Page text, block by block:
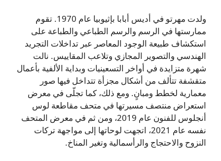
ولدت مهرتو في أديس أبابا بإثيوبيا عام 1970. تقوم
ممارستها في الرسم والرسم الطباعي والطباعة على
استكشاف طبيعة الوجود المعاصر عبر تداخلات التجريد
الهندسي والتصوير المجازي وتلاعب المقاييس. نالت
شهرة متزايدة في أواخر التسعينيات وبداية الألفية بأعمال
متقشفة تتألف من أشكال مجزأة تتداخل فيها صور
معمارية لخطط ومبانٍ. ومع ذلك، كما تجلّى في معرض
استعراض منتصف مسيرتها في متحف مقاطعة لوس
أنجلوس للفنون عام 2019، ومن ثم في معرض المتحف
نفسه عام 2021، اتجهت لوحاتها إلى مواجهة تركات
النزوح والاحتجاج والرأسمالية وتغير المناخ.